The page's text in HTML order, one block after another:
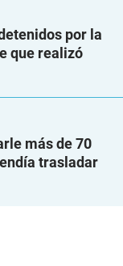
por la
que realizó
más de 70
trasladar